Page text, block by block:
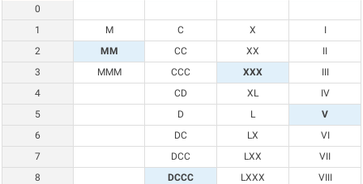
0
1
M C X
I
2
MM CC XX
II
3
MMM CCC XXX
III
4
CD XL
IV
5
D L
V
6
DC LX
VI
7
DCC LXX
VII
8
DCCC LXXX
VIII